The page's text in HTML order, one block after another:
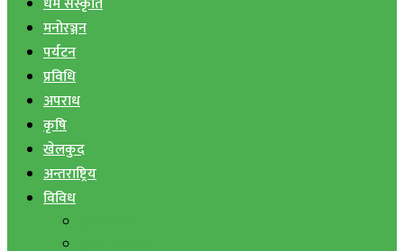
मनोरञ्जन
पर्यटन
प्रविधि
अपराध
कृषि
खेलकुद
अन्तराष्ट्रिय
विविध